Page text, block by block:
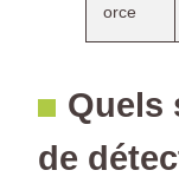
orce
Quels
de